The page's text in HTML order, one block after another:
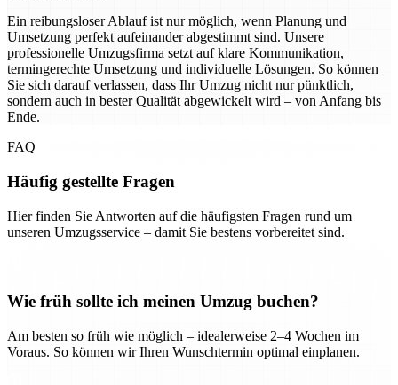
Ein reibungsloser Ablauf ist nur möglich, wenn Planung und
Umsetzung perfekt aufeinander abgestimmt sind. Unsere
professionelle Umzugsfirma setzt auf klare Kommunikation,
termingerechte Umsetzung und individuelle Lösungen. So können
Sie sich darauf verlassen, dass Ihr Umzug nicht nur pünktlich,
sondern auch in bester Qualität abgewickelt wird – von Anfang bis
Ende.
FAQ
Häufig gestellte Fragen
Hier finden Sie Antworten auf die häufigsten Fragen rund um
unseren Umzugsservice – damit Sie bestens vorbereitet sind.
Wie früh sollte ich meinen Umzug buchen?
Am besten so früh wie möglich – idealerweise 2–4 Wochen im
Voraus. So können wir Ihren Wunschtermin optimal einplanen.